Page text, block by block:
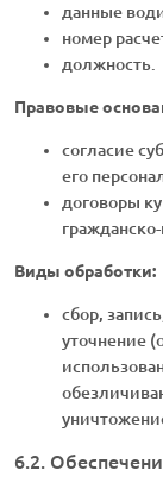
данные
номер
должность.
Правовые
согласие
его
договоры
Виды обработки:
сбор,
уточнение
6.2.